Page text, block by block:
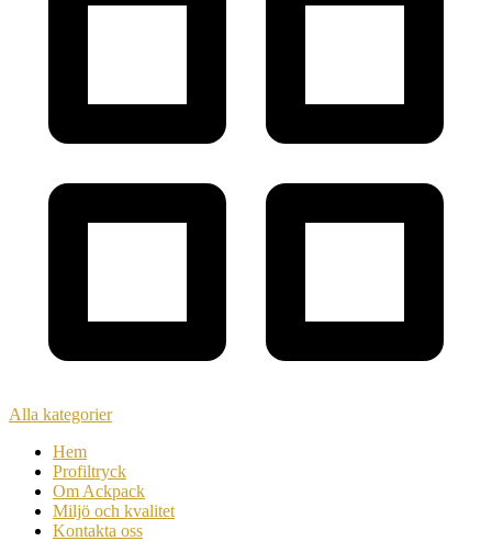
Alla kategorier
Hem
Profiltryck
Om Ackpack
Miljö och kvalitet
Kontakta oss